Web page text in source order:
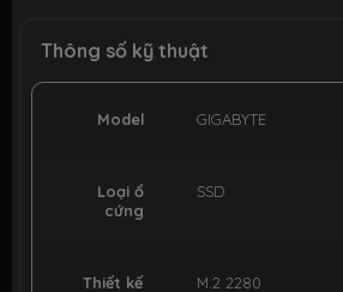
Thông số kỹ thuật
Model GIGABYTE
Loại ổ
cứng
SSD
Thiết kế M.2 2280